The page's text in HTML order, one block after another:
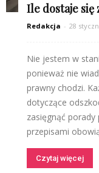
Ile dostaje się
Redakcja - 28
Nie jestem w
ponieważ nie
prawny chodzi.
dotyczące
zasięgnąć
przepisami
Czytaj więcej